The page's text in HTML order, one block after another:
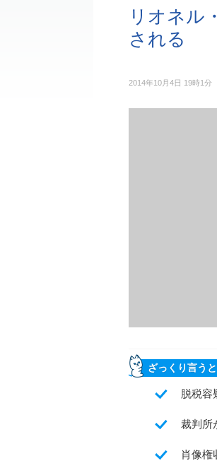
リオネル
される
2014年10月4日 19時1分
ざっくり言うと
脱税容
裁判所
肖像権